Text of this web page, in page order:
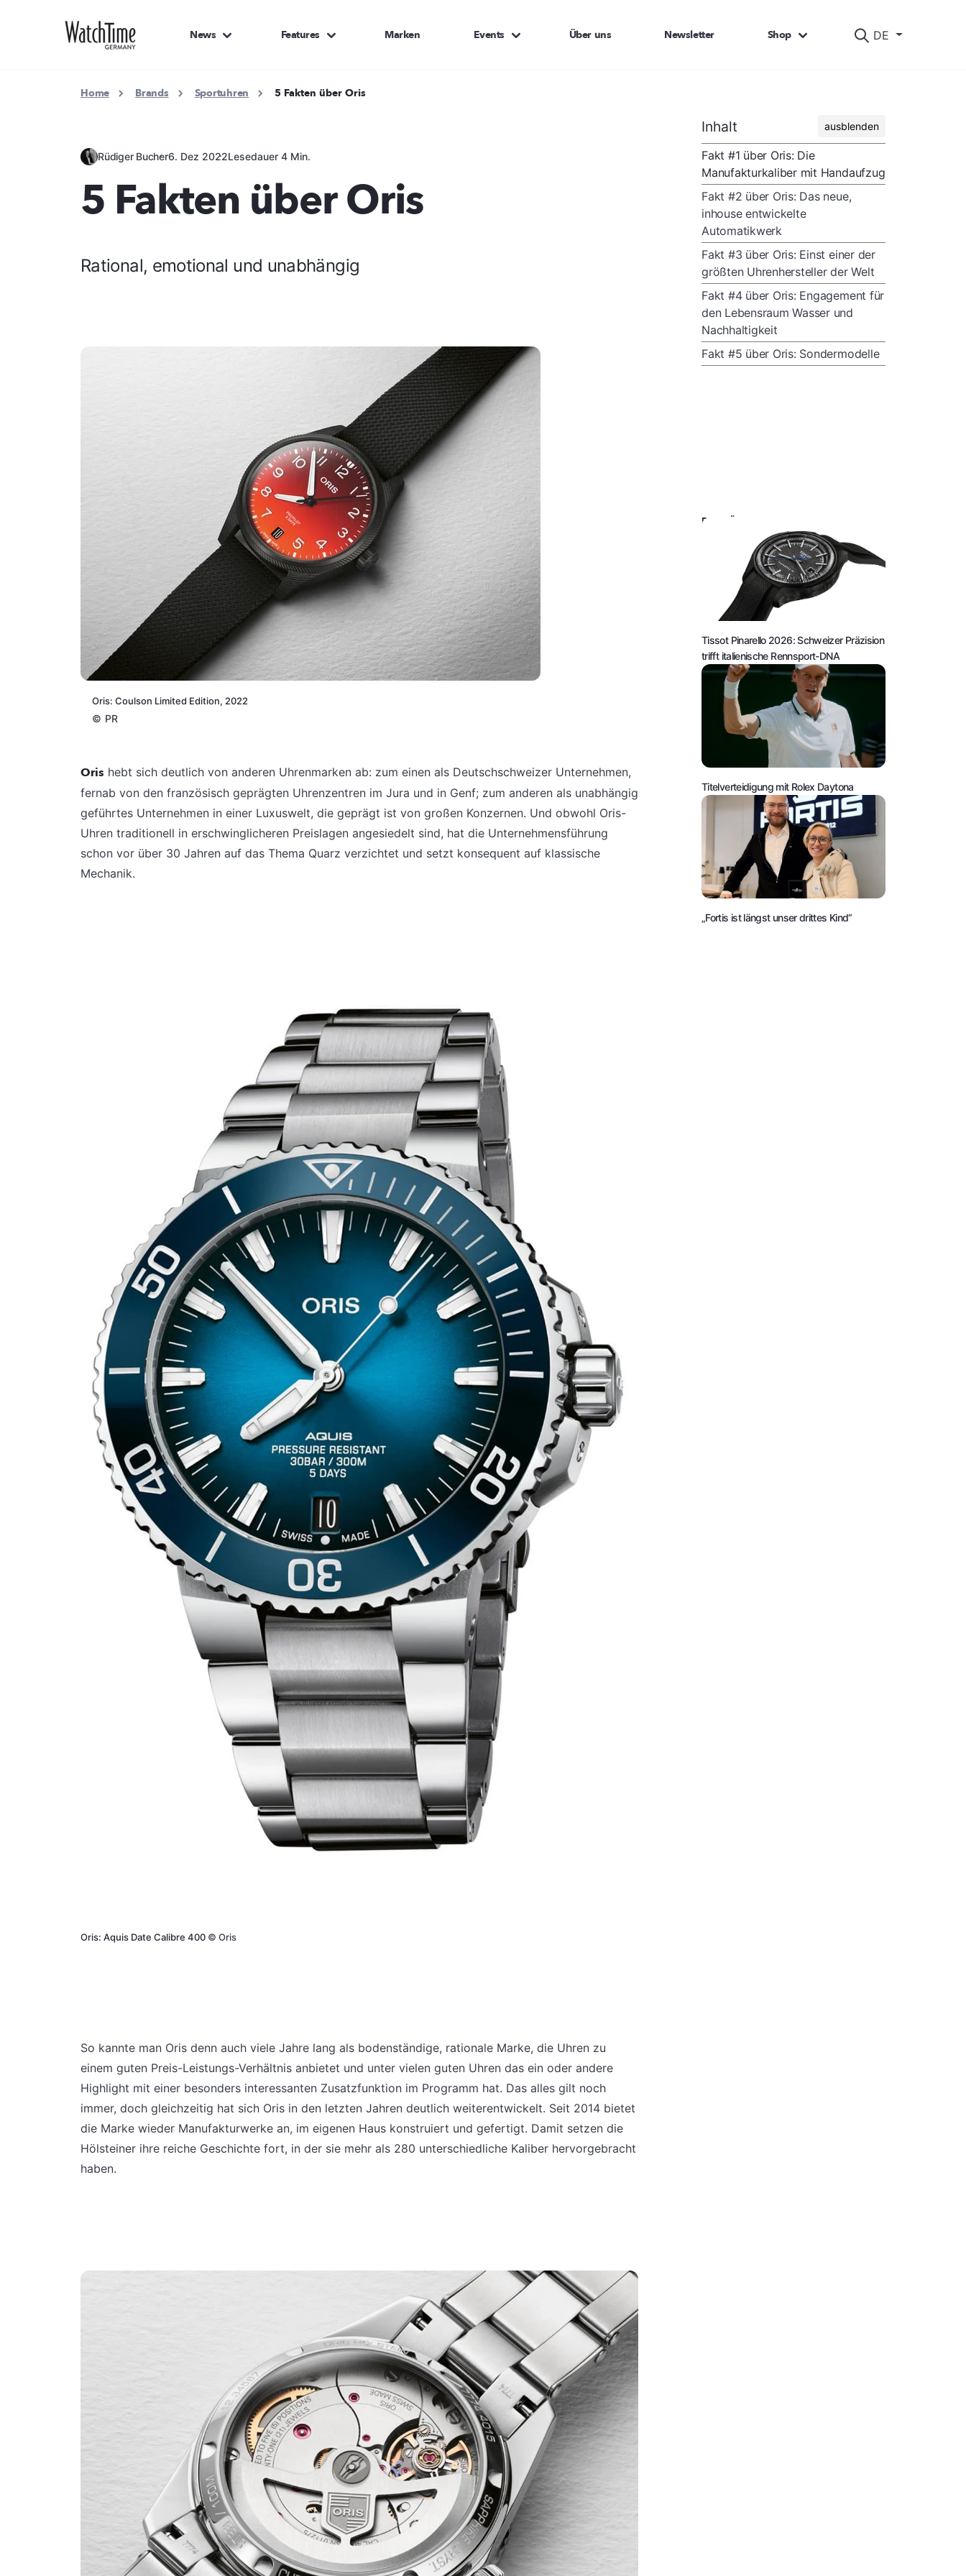
DE
News Features Marken Events Über uns Newsletter Shop
Home Brands Sportuhren 5 Fakten über Oris
Rüdiger Bucher6. Dez 2022Lesedauer 4 Min.
5 Fakten über Oris
Rational, emotional und unabhängig
Oris: Coulson Limited Edition, 2022
© PR
Oris hebt sich deutlich von anderen Uhrenmarken ab: zum einen als Deutschschweizer Unternehmen,
fernab von den französisch geprägten Uhrenzentren im Jura und in Genf; zum anderen als unabhängig
geführtes Unternehmen in einer Luxuswelt, die geprägt ist von großen Konzernen. Und obwohl Oris-
Uhren traditionell in erschwinglicheren Preislagen angesiedelt sind, hat die Unternehmensführung
schon vor über 30 Jahren auf das Thema Quarz verzichtet und setzt konsequent auf klassische
Mechanik.
Oris: Aquis Date Calibre 400 © Oris
So kannte man Oris denn auch viele Jahre lang als bodenständige, rationale Marke, die Uhren zu
einem guten Preis-Leistungs-Verhältnis anbietet und unter vielen guten Uhren das ein oder andere
Highlight mit einer besonders interessanten Zusatzfunktion im Programm hat. Das alles gilt noch
immer, doch gleichzeitig hat sich Oris in den letzten Jahren deutlich weiterentwickelt. Seit 2014 bietet
die Marke wieder Manufakturwerke an, im eigenen Haus konstruiert und gefertigt. Damit setzen die
Hölsteiner ihre reiche Geschichte fort, in der sie mehr als 280 unterschiedliche Kaliber hervorgebracht
haben.
Inhalt ausblenden
Fakt #1 über Oris: Die
Manufakturkaliber mit Handaufzug
Fakt #2 über Oris: Das neue,
inhouse entwickelte
Automatikwerk
Fakt #3 über Oris: Einst einer der
größten Uhrenhersteller der Welt
Fakt #4 über Oris: Engagement für
den Lebensraum Wasser und
Nachhaltigkeit
Fakt #5 über Oris: Sondermodelle
DAS KÖNNTE SIE AUCH INTERESSIEREN:
Tissot Pinarello 2026: Schweizer Präzision
trifft italienische Rennsport-DNA
Titelverteidigung mit Rolex Daytona
„Fortis ist längst unser drittes Kind“